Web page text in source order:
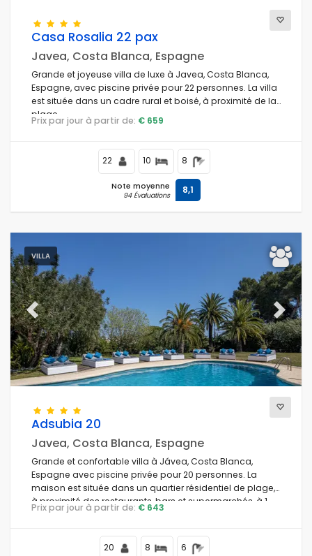
Casa Rosalia 22 pax
Javea, Costa Blanca, Espagne
Grande et joyeuse villa de luxe à Javea, Costa Blanca,
Espagne, avec piscine privée pour 22 personnes. La villa
est située dans un cadre rural et boisé, à proximité de la
plage.
Prix par jour à partir de: € 659
22 10 8
Note moyenne
94 Évaluations 8,1
VILLA
Previous Next
Adsubia 20
Javea, Costa Blanca, Espagne
Grande et confortable villa à Jávea, Costa Blanca,
Espagne avec piscine privée pour 20 personnes. La
maison est située dans un quartier résidentiel de plage,
à proximité des restaurants, bars et supermarchés, à 1
km de la plage El Arenal, Jávea, et à 1 km de la mer
Prix par jour à partir de: € 643
20 8 6